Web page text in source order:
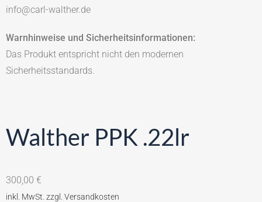
info@carl-walther.de
Warnhinweise und Sicherheitsinformationen:
Das Produkt entspricht nicht den modernen
Sicherheitsstandards.
Walther PPK .22lr
300,00 €